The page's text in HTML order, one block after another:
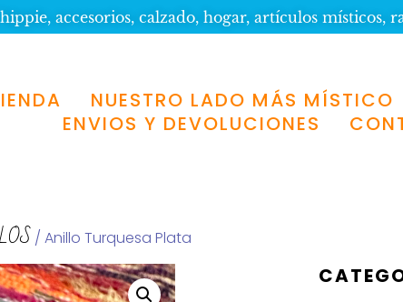
accesorios, calzado, hogar, artículos místicos,
NUESTRO LADO MÁS MÍSTICO
ENVIOS Y DEVOLUCIONES
/ Anillo Turquesa Plata